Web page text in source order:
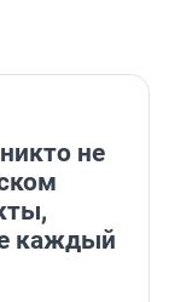
не
каждый